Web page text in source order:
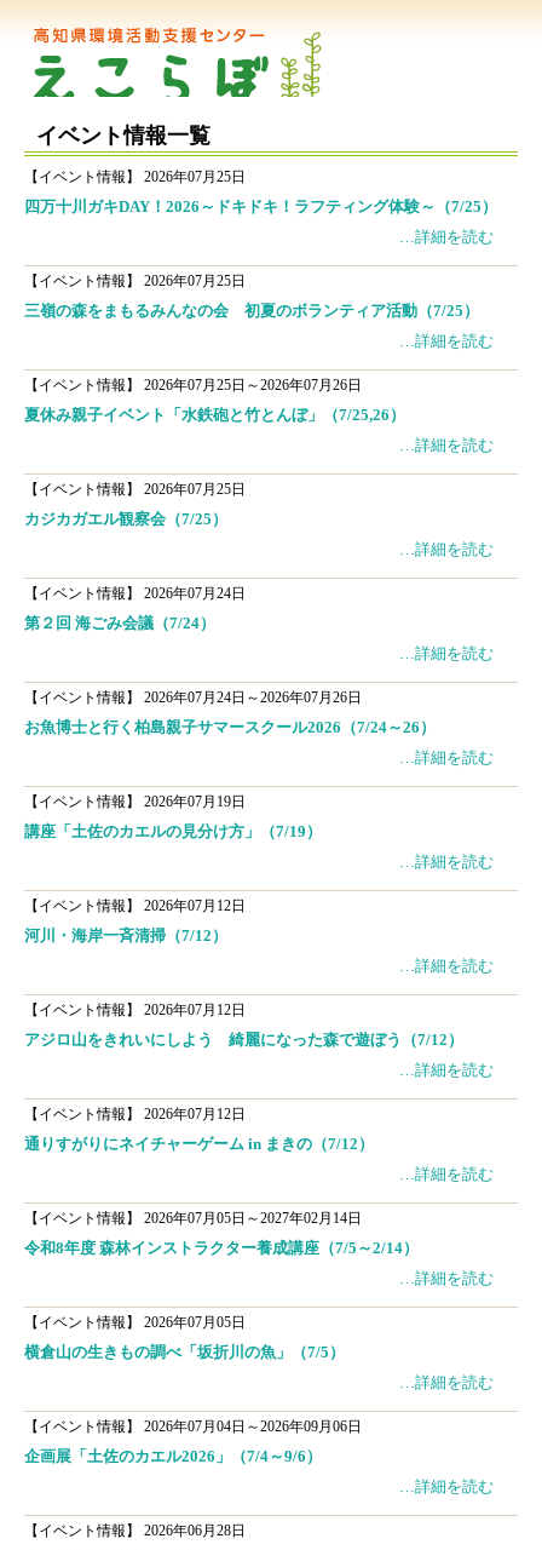
イベント情報一覧
【イベント情報】
2026年07月25日
四万十川ガキDAY！2026～ドキドキ！ラフティング体験～（7/25）
…詳細を読む
【イベント情報】
2026年07月25日
三嶺の森をまもるみんなの会 初夏のボランティア活動（7/25）
…詳細を読む
【イベント情報】
2026年07月25日～2026年07月26日
夏休み親子イベント「水鉄砲と竹とんぼ」（7/25,26）
…詳細を読む
【イベント情報】
2026年07月25日
カジカガエル観察会（7/25）
…詳細を読む
【イベント情報】
2026年07月24日
第２回 海ごみ会議（7/24）
…詳細を読む
【イベント情報】
2026年07月24日～2026年07月26日
お魚博士と行く柏島親子サマースクール2026（7/24～26）
…詳細を読む
【イベント情報】
2026年07月19日
講座「土佐のカエルの見分け方」（7/19）
…詳細を読む
【イベント情報】
2026年07月12日
河川・海岸一斉清掃（7/12）
…詳細を読む
【イベント情報】
2026年07月12日
アジロ山をきれいにしよう 綺麗になった森で遊ぼう（7/12）
…詳細を読む
【イベント情報】
2026年07月12日
通りすがりにネイチャーゲーム in まきの（7/12）
…詳細を読む
【イベント情報】
2026年07月05日～2027年02月14日
令和8年度 森林インストラクター養成講座（7/5～2/14）
…詳細を読む
【イベント情報】
2026年07月05日
横倉山の生きもの調べ「坂折川の魚」（7/5）
…詳細を読む
【イベント情報】
2026年07月04日～2026年09月06日
企画展「土佐のカエル2026」（7/4～9/6）
…詳細を読む
【イベント情報】
2026年06月28日